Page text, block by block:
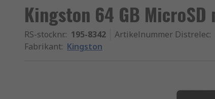
Kingston 64 GB MicroSD
RS-stocknr.: 195-8342 Artikelnummer Distrelec:
Fabrikant: Kingston